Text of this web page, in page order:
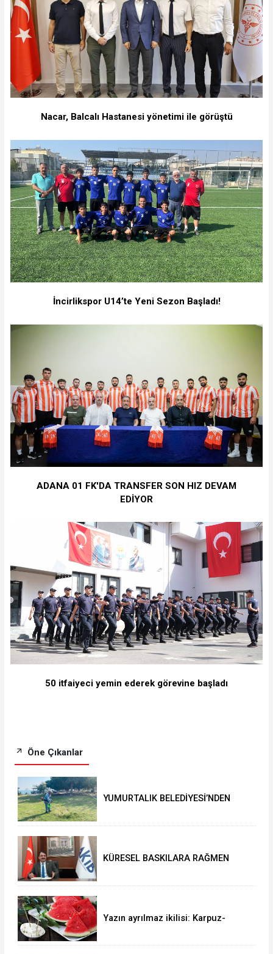
Nacar, Balcalı Hastanesi yönetimi ile görüştü
İncirlikspor U14’te Yeni Sezon Başladı!
ADANA 01 FK'DA TRANSFER SON HIZ DEVAM
EDİYOR
50 itfaiyeci yemin ederek görevine başladı
Öne Çıkanlar
YUMURTALIK BELEDİYESİ’NDEN
KÜRESEL BASKILARA RAĞMEN
Yazın ayrılmaz ikilisi: Karpuz-